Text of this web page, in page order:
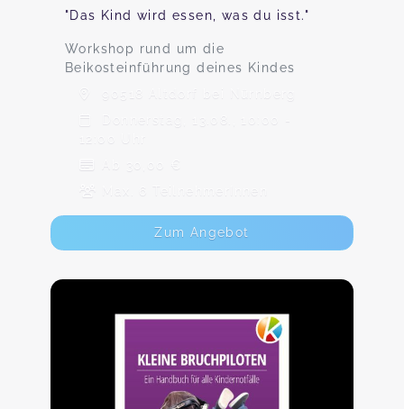
"Das Kind wird essen, was du isst."
Workshop rund um die
Beikosteinführung deines Kindes
90518 Altdorf bei Nürnberg
Donnerstag, 13.08., 10:00 -
12:00 Uhr
Ab 30,00 €
Max. 6 TeilnehmerInnen
Zum Angebot